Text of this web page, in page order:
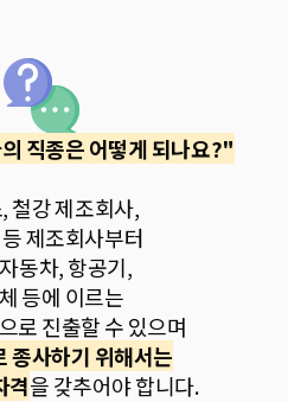
직종은 어떻게 되나요?"
철강 제조회사,
제조회사부터
동차, 항공기,
등에 이르는
로 진출할 수 있으며
종사하기 위해서는
격을 갖추어야 합니다.